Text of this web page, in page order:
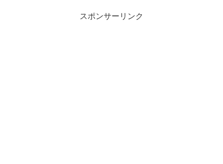
スポンサーリンク